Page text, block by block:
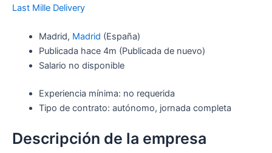
Last Mille Delivery
Madrid, Madrid (España)
Publicada hace 4m (Publicada de nuevo)
Salario no disponible
Experiencia mínima: no requerida
Tipo de contrato: autónomo, jornada completa
Descripción de la empresa